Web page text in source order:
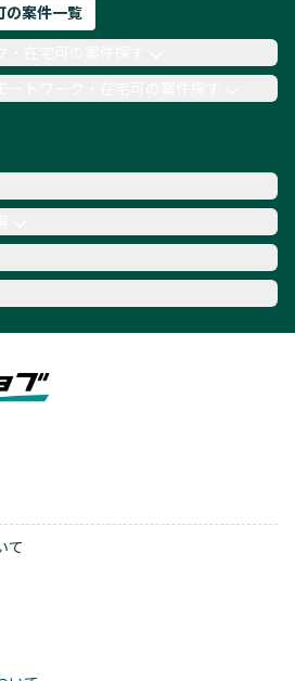
の案件一覧
トワーク・在宅可の案件探す
て